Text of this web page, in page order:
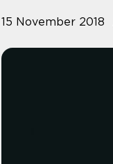
15 November 2018